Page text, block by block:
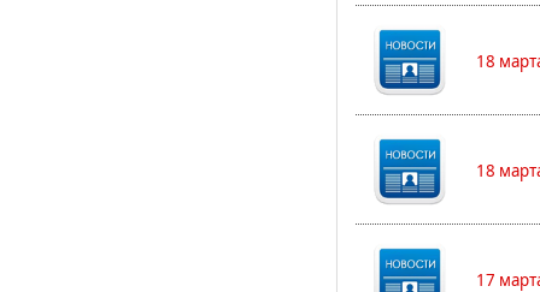
18
18
17